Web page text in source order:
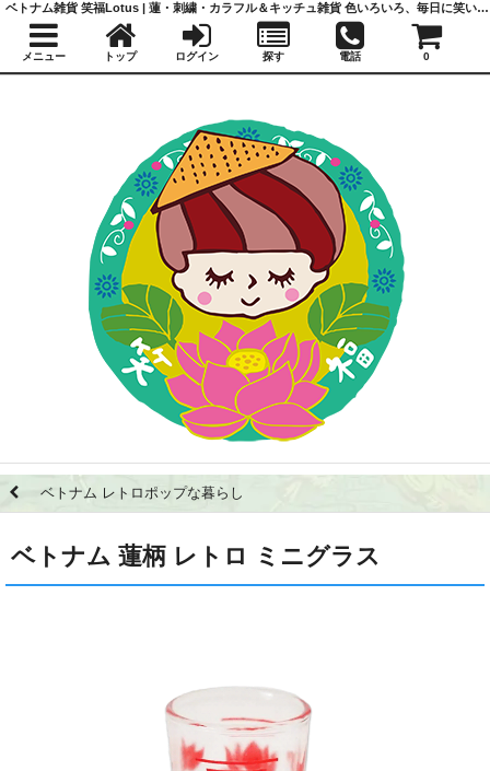
ベトナム レトロポップな暮らし
ベトナム 蓮柄 レトロ ミニグラス
ベトナム雑貨 笑福Lotus | 蓮・刺繍・カラフル＆キッチュ雑貨 色いろいろ、毎日に笑いと福を
メニュー トップ ログイン 探す 電話 0